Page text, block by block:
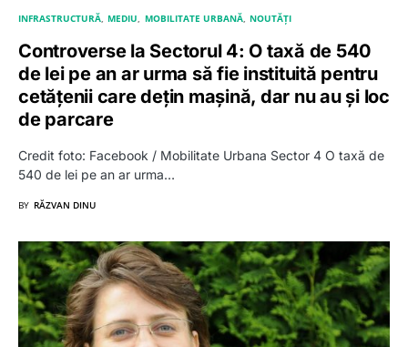
INFRASTRUCTURĂ MEDIU MOBILITATE URBANĂ NOUTĂȚI
Controverse la Sectorul 4: O taxă de 540
de lei pe an ar urma să fie instituită pentru
cetățenii care dețin mașină, dar nu au și loc
de parcare
Credit foto: Facebook / Mobilitate Urbana Sector 4 O taxă de
540 de lei pe an ar urma…
BY RĂZVAN DINU